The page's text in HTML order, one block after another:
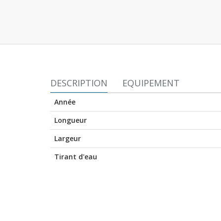
DESCRIPTION EQUIPEMENT
Année
Longueur
Largeur
Tirant d'eau